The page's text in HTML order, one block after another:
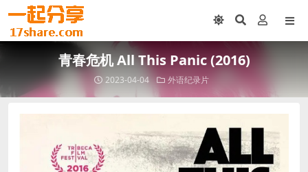
青春危机 All This Panic (2016)
2023-04-04 外语纪录片